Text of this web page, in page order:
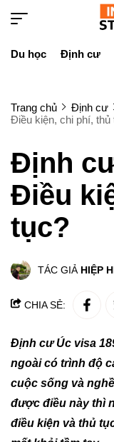
Du học Định cư
Trang chủ Định cư
Điều kiện, chi phí, thủ
Định
Điều
tục?
TÁC GIẢ HIỆP
CHIA SẺ:
Định cư Úc visa
ngoài có trình độ
cuộc sống và
được điều này thì
điều kiện và thủ